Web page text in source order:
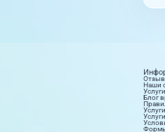
Наши
Блог
Формы